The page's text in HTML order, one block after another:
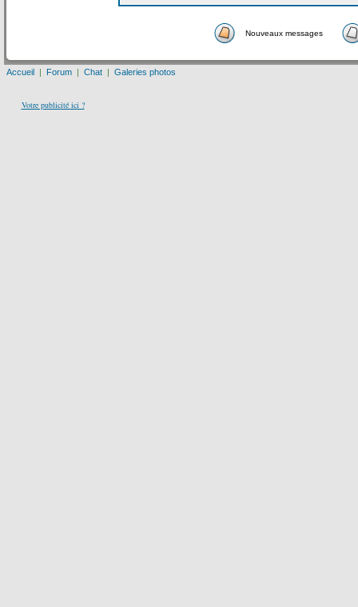
Nouveaux messages
Accueil | Forum | Chat | Galeries photos
Votre publicité ici ?